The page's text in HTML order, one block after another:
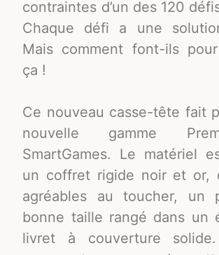
contraintes d’un des 120
Chaque défi a une
Mais comment font-ils
ça !
Ce nouveau casse-tête fait
nouvelle gamme
SmartGames. Le matériel
un coffret rigide noir et or,
agréables au toucher, un
bonne taille rangé dans un
livret à couverture